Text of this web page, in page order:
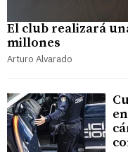
El club realizará
millones
Arturo Alvarado